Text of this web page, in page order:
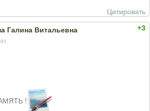
Цитировать
+3
Галина Витальевна
!